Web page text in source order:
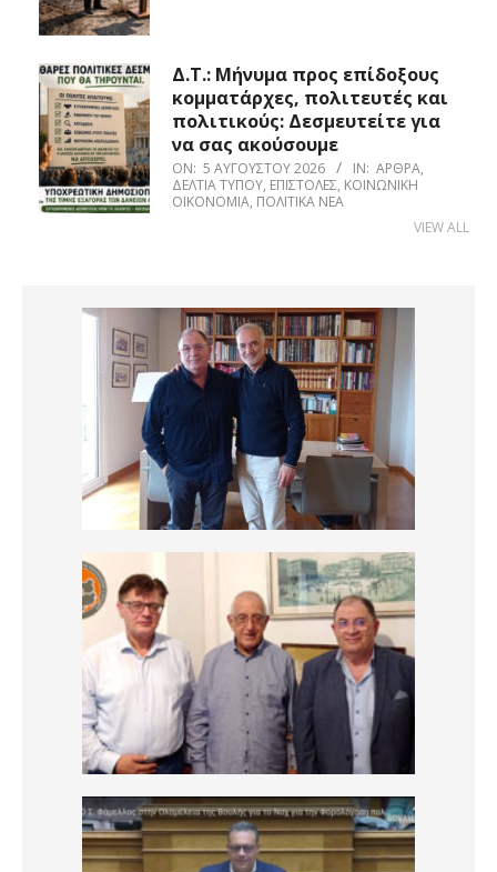
Δ.Τ.: Μήνυμα προς επίδοξους
κομματάρχες, πολιτευτές και
πολιτικούς: Δεσμευτείτε για
να σας ακούσουμε
ON: 5 ΑΥΓΟΎΣΤΟΥ 2026 IN: ΆΡΘΡΑ,
ΔΕΛΤΊΑ ΤΎΠΟΥ, ΕΠΙΣΤΟΛΈΣ, ΚΟΙΝΩΝΙΚΉ
ΟΙΚΟΝΟΜΊΑ, ΠΟΛΙΤΙΚΆ ΝΈΑ
VIEW ALL